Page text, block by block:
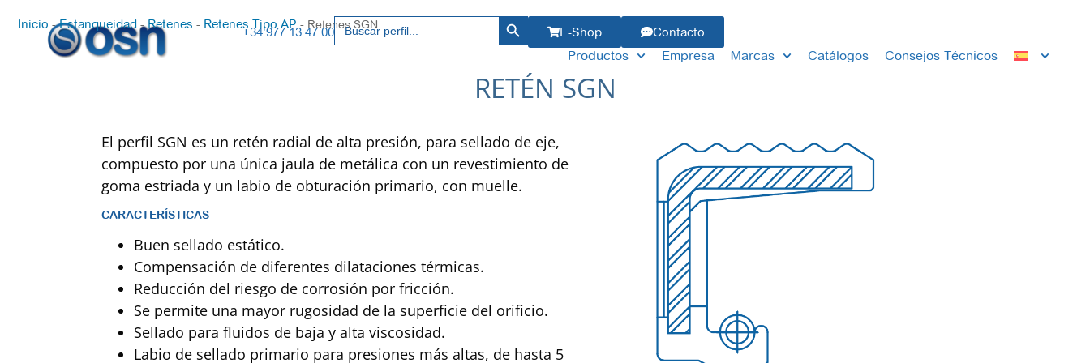
+34 977 13 47 00
Buscar:
Botón de búsqueda
E-Shop
Contacto
Productos
Empresa Marcas Catálogos Consejos Técnicos
Inicio -Estanqueidad -Retenes - Retenes Tipo AP- Retenes SGN
RETÉN SGN
El perfil SGN es un retén radial de alta presión, para sellado de eje,
compuesto por una única jaula de metálica con un revestimiento de
goma estriada y un labio de obturación primario, con muelle.
CARACTERÍSTICAS
Buen sellado estático.
Compensación de diferentes dilataciones térmicas.
Reducción del riesgo de corrosión por fricción.
Se permite una mayor rugosidad de la superficie del orificio.
Sellado para fluidos de baja y alta viscosidad.
Labio de sellado primario para presiones más altas, de hasta 5